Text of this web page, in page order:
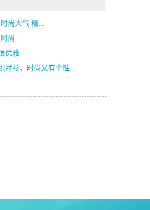
尚大气 精...
尚
优雅
衬衫，时尚又有个性